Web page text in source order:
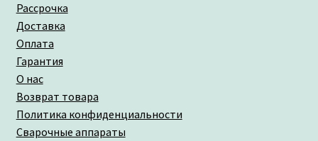
Рассрочка
Доставка
Оплата
Гарантия
О нас
Возврат товара
Политика конфиденциальности
Сварочные аппараты